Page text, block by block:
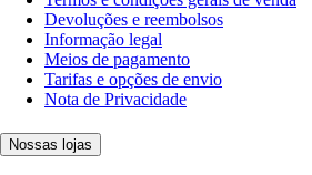
Devoluções e reembolsos
Informação legal
Meios de pagamento
Tarifas e opções de envio
Nota de Privacidade
Nossas lojas